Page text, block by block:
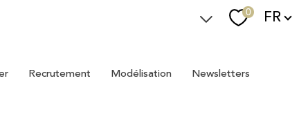
0 Langue
FR
recrutement modélisation newsletters